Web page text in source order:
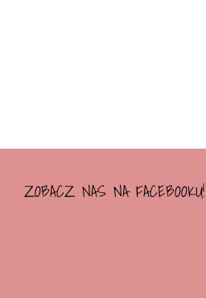
ZOBACZ NAS NA FACEBOOKU!